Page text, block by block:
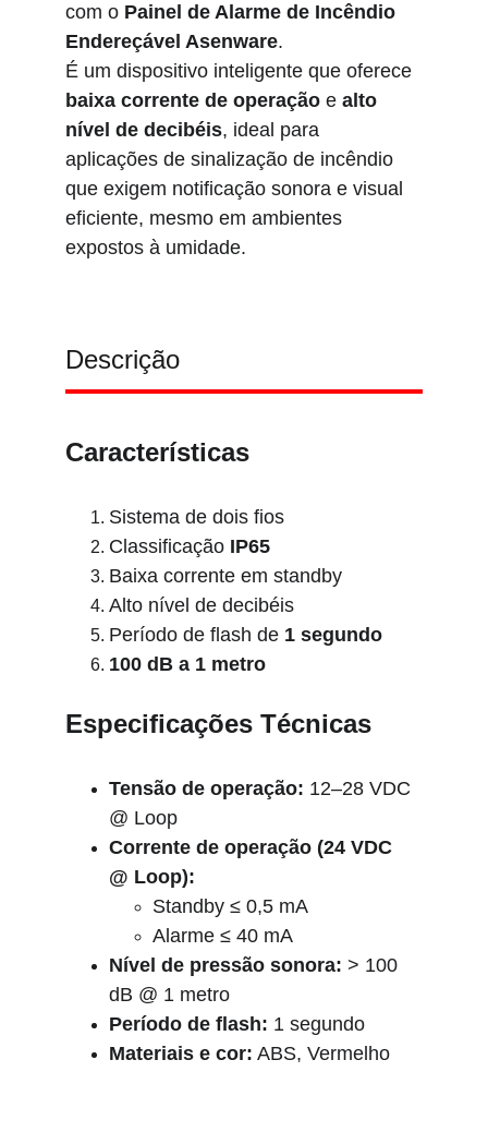
com o Painel de Alarme de Incêndio
Endereçável Asenware.
É um dispositivo inteligente que oferece
baixa corrente de operação e alto
nível de decibéis, ideal para
aplicações de sinalização de incêndio
que exigem notificação sonora e visual
eficiente, mesmo em ambientes
expostos à umidade.
Descrição
Características
Sistema de dois fios
Classificação IP65
Baixa corrente em standby
Alto nível de decibéis
Período de flash de 1 segundo
100 dB a 1 metro
Especificações Técnicas
Tensão de operação: 12–28 VDC
@ Loop
Corrente de operação (24 VDC
@ Loop):
Standby ≤ 0,5 mA
Alarme ≤ 40 mA
Nível de pressão sonora: > 100
dB @ 1 metro
Período de flash: 1 segundo
Materiais e cor: ABS, Vermelho